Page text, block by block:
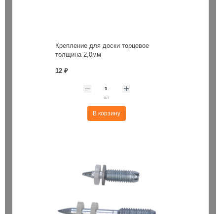
Крепление для доски торцевое
толщина 2,0мм
12 ₽
шт
В корзину